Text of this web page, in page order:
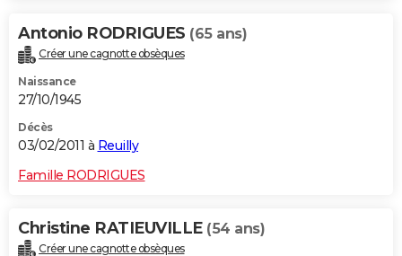
Antonio RODRIGUES (65 ans)
Créer une cagnotte obsèques
Naissance
27/10/1945
Décès
03/02/2011 à Reuilly
Famille RODRIGUES
Christine RATIEUVILLE (54 ans)
Créer une cagnotte obsèques